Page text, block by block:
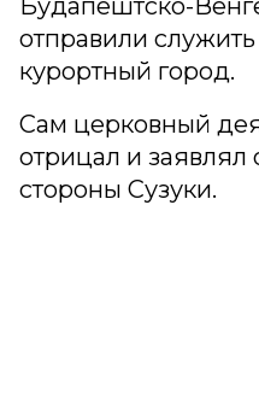
Будапештско-
отправили
курортный город.
Сам церковный
отрицал и заявлял
стороны Сузуки.